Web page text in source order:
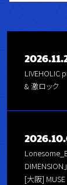
LIVEHOLIC
& 激ロック
DIMENSION」
[大阪] MUSE